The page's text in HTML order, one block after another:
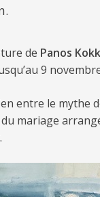
de Panos
9
entre le mythe
mariage